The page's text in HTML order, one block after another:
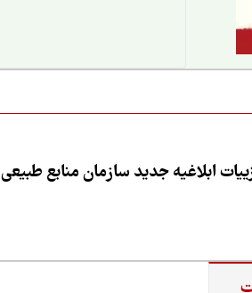
ابلاغیه جدید سازمان منابع طبیعی